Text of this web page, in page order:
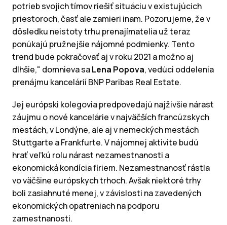
potrieb svojich tímov riešiť situáciu v existujúcich
priestoroch, časť ale zamieri inam. Pozorujeme, že v
dôsledku neistoty trhu prenajímatelia už teraz
ponúkajú pružnejšie nájomné podmienky. Tento
trend bude pokračovať aj v roku 2021 a možno aj
dlhšie," domnieva saLena Popova, vedúci oddelenia
prenájmu kancelárií BNP Paribas Real Estate.
Jej európski kolegovia predpovedajú najživšie nárast
záujmu o nové kancelárie v najväčších francúzskych
mestách, v Londýne, ale aj v nemeckých mestách
Stuttgarte a Frankfurte. V nájomnej aktivite budú
hrať veľkú rolu nárast nezamestnanosti a
ekonomická kondícia firiem. Nezamestnanosť rástla
vo väčšine európskych trhoch. Avšak niektoré trhy
boli zasiahnuté menej, v závislosti na zavedených
ekonomických opatreniach na podporu
zamestnanosti.